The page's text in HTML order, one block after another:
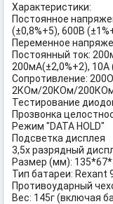
Характеристики:
Постоянное
(±0,8%+5), 600В
Переменное
Постоянный ток:
200мА(±2,0%+2), 10A
Сопротивление:
2КОм/20КОм/
Тестирование
Прозвонка
Режим "DATA HOLD"
Подсветка дисплея
3,5х разрядный
Размер (мм):
Тип батареи: Rexant
Противоударный
Вес: 145г (включая